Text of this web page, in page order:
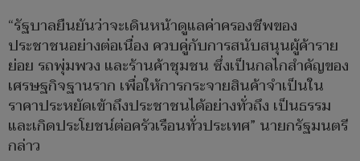
“รัฐบาลยืนยันว่าจะเดินหน้าดูแลค่าครองชีพของ
ประชาชนอย่างต่อเนื่อง ควบคู่กับการสนับสนุนผู้ค้าราย
ย่อย รถพุ่มพวง และร้านค้าชุมชน ซึ่งเป็นกลไกสำคัญของ
เศรษฐกิจฐานราก เพื่อให้การกระจายสินค้าจำเป็นใน
ราคาประหยัดเข้าถึงประชาชนได้อย่างทั่วถึง เป็นธรรม
และเกิดประโยชน์ต่อครัวเรือนทั่วประเทศ” นายกรัฐมนตรี
กล่าว